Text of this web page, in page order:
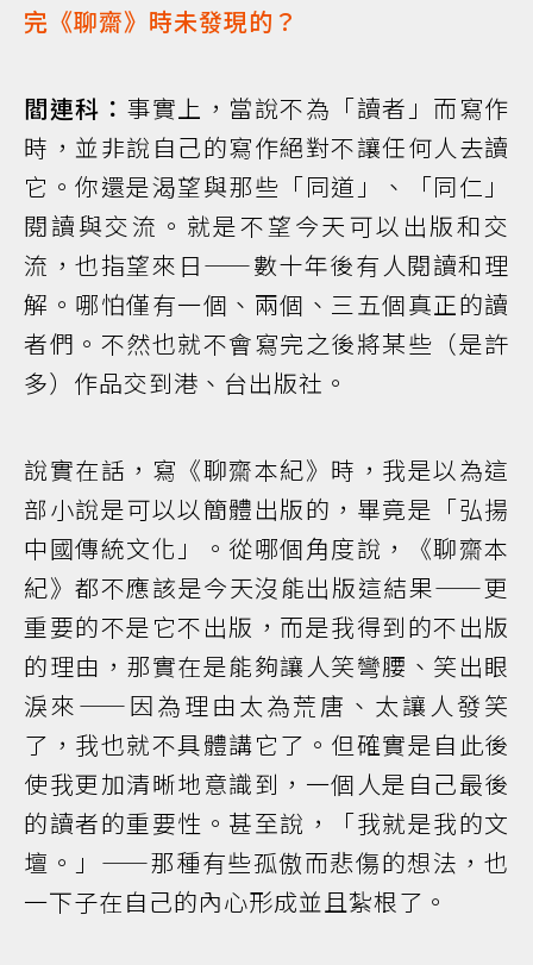
完《聊齋》時未發現的？
閻連科： 事實上，當說不為「讀者」而寫作
時，並非說自己的寫作絕對不讓任何人去讀
它。你還是渴望與那些「同道」、「同仁」
閱讀與交流。就是不望今天可以出版和交
流，也指望來日——數十年後有人閱讀和理
解。哪怕僅有一個、兩個、三五個真正的讀
者們。不然也就不會寫完之後將某些（是許
多）作品交到港、台出版社。
說實在話，寫《聊齋本紀》時，我是以為這
部小說是可以以簡體出版的，畢竟是「弘揚
中國傳統文化」。從哪個角度說，《聊齋本
紀》都不應該是今天沒能出版這結果——更
重要的不是它不出版，而是我得到的不出版
的理由，那實在是能夠讓人笑彎腰、笑出眼
淚來——因為理由太為荒唐、太讓人發笑
了，我也就不具體講它了。但確實是自此後
使我更加清晰地意識到，一個人是自己最後
的讀者的重要性。甚至說，「我就是我的文
壇。」——那種有些孤傲而悲傷的想法，也
一下子在自己的內心形成並且紮根了。